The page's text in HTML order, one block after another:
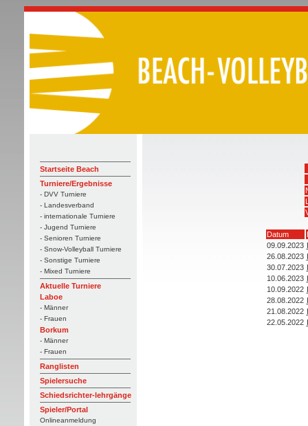
Startseite Beach
Turniere/Ergebnisse
- DVV Turniere
- Landesverband
- internationale Turniere
- Jugend Turniere
- Senioren Turniere
- Snow-Volleyball Turniere
- Sonstige Turniere
- Mixed Turniere
Aktuelle Turniere
Laboe
- Männer
- Frauen
Borkum
- Männer
- Frauen
Ranglisten
Spielersuche
Schiedsrichter-lehrgänge
Spieler/Portal
Onlineanmeldung
Datum
09.09.2023
26.08.2023
30.07.2023
10.06.2023
10.09.2022
28.08.2022
21.08.2022
22.05.2022